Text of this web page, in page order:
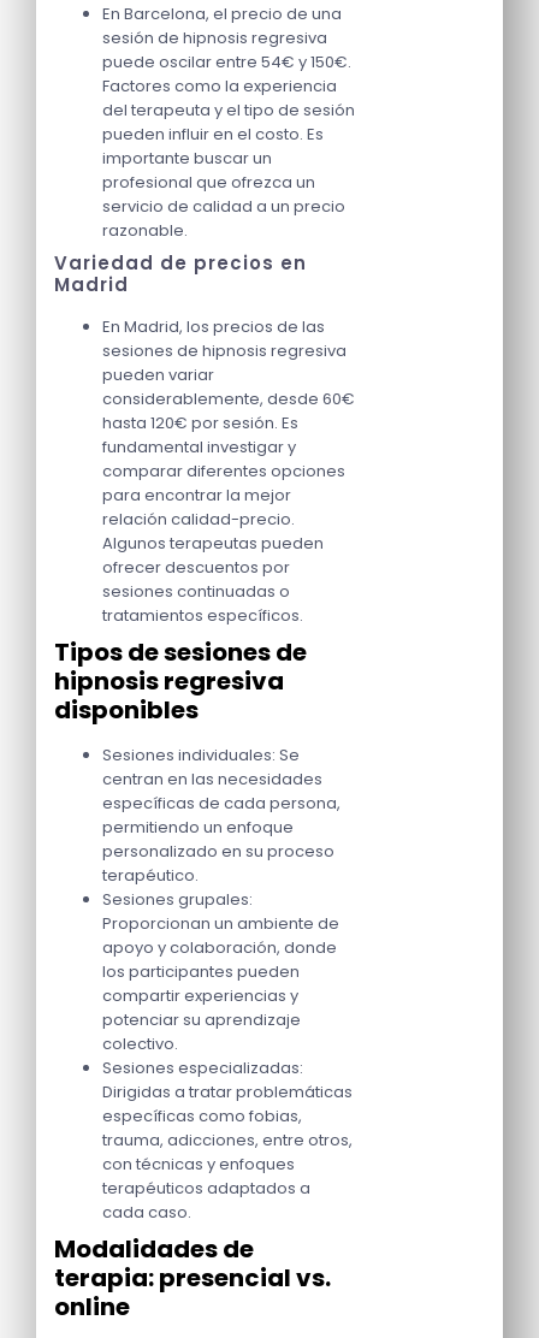
En Barcelona, el precio de una
sesión de hipnosis regresiva
puede oscilar entre 54€ y 150€.
Factores como la experiencia
del terapeuta y el tipo de sesión
pueden influir en el costo. Es
importante buscar un
profesional que ofrezca un
servicio de calidad a un precio
razonable.
Variedad de precios en
Madrid
En Madrid, los precios de las
sesiones de hipnosis regresiva
pueden variar
considerablemente, desde 60€
hasta 120€ por sesión. Es
fundamental investigar y
comparar diferentes opciones
para encontrar la mejor
relación calidad-precio.
Algunos terapeutas pueden
ofrecer descuentos por
sesiones continuadas o
tratamientos específicos.
Tipos de sesiones de
hipnosis regresiva
disponibles
Sesiones individuales: Se
centran en las necesidades
específicas de cada persona,
permitiendo un enfoque
personalizado en su proceso
terapéutico.
Sesiones grupales:
Proporcionan un ambiente de
apoyo y colaboración, donde
los participantes pueden
compartir experiencias y
potenciar su aprendizaje
colectivo.
Sesiones especializadas:
Dirigidas a tratar problemáticas
específicas como fobias,
trauma, adicciones, entre otros,
con técnicas y enfoques
terapéuticos adaptados a
cada caso.
Modalidades de
terapia: presencial vs.
online